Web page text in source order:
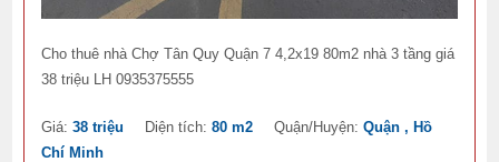
Cho thuê nhà Chợ Tân Quy Quận 7 4,2x19 80m2 nhà 3 tầng giá
38 triệu LH 0935375555
Giá:38 triệu Diện tích:80 m2 Quận/Huyện:Quận , Hồ
Chí Minh